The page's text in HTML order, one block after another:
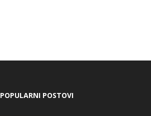
POPULARNI POSTOVI